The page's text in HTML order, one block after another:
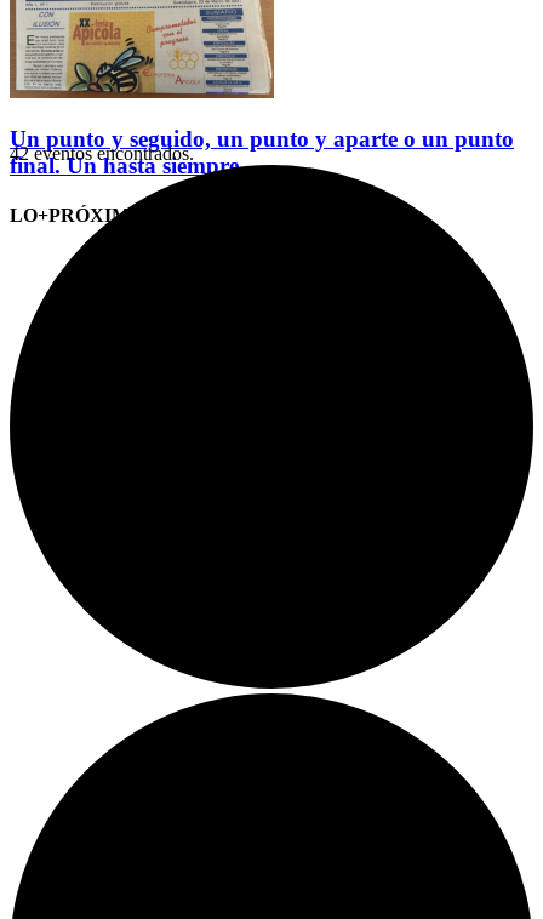
Un punto y seguido, un punto y aparte o un punto
final. Un hasta siempre
LO+PRÓXIMO (CITAS)
42 eventos encontrados.